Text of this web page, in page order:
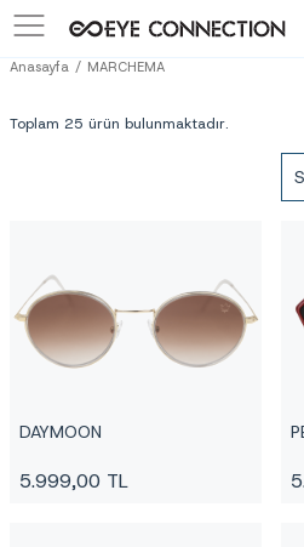
Anasayfa MARCHEMA
Toplam 25 ürün bulunmaktadır.
DAYMOON
5.999,00 TL